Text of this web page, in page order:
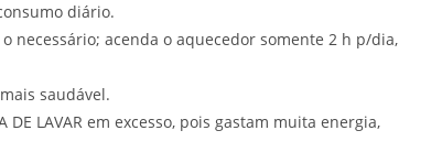
diário.
necessário; acenda o aquecedor somente 2 h p/dia,
saudável.
DE LAVAR em excesso, pois gastam muita energia,